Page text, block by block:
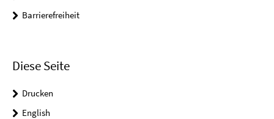
Barrierefreiheit
Diese Seite
Drucken
English